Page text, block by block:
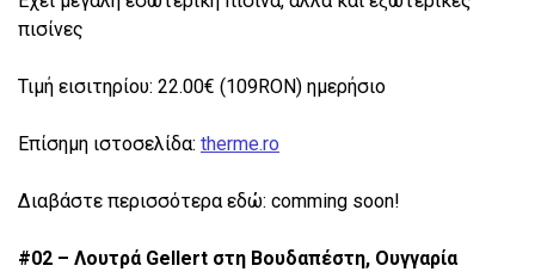
πισίνες
Τιμή εισιτηρίου: 22.00€ (109RON) ημερήσιο
Επίσημη ιστοσελίδα: therme.ro
Διαβάστε περισσότερα εδώ: comming soon!
#02 – Λουτρά Gellert στη Βουδαπέστη, Ουγγαρία